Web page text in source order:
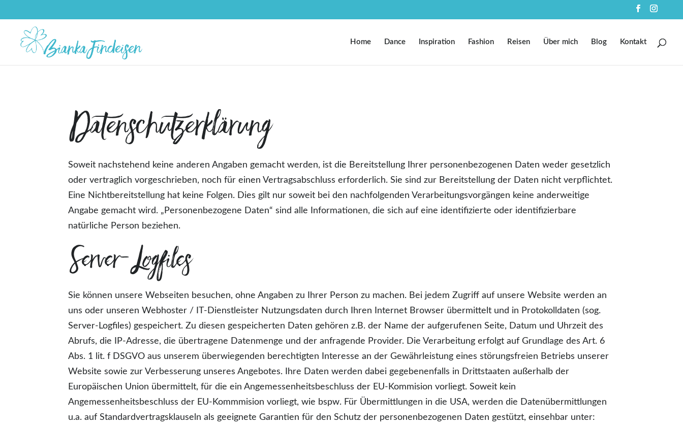
Home Dance Inspiration Fashion Reisen Über mich Blog Kontakt
Datenschutzerklärung
Soweit nachstehend keine anderen Angaben gemacht werden, ist die Bereitstellung Ihrer personenbezogenen Daten weder gesetzlich
oder vertraglich vorgeschrieben, noch für einen Vertragsabschluss erforderlich. Sie sind zur Bereitstellung der Daten nicht verpflichtet.
Eine Nichtbereitstellung hat keine Folgen. Dies gilt nur soweit bei den nachfolgenden Verarbeitungsvorgängen keine anderweitige
Angabe gemacht wird. „Personenbezogene Daten“ sind alle Informationen, die sich auf eine identifizierte oder identifizierbare
natürliche Person beziehen.
Server-Logfiles
Sie können unsere Webseiten besuchen, ohne Angaben zu Ihrer Person zu machen. Bei jedem Zugriff auf unsere Website werden an
uns oder unseren Webhoster / IT-Dienstleister Nutzungsdaten durch Ihren Internet Browser übermittelt und in Protokolldaten (sog.
Server-Logfiles) gespeichert. Zu diesen gespeicherten Daten gehören z.B. der Name der aufgerufenen Seite, Datum und Uhrzeit des
Abrufs, die IP-Adresse, die übertragene Datenmenge und der anfragende Provider. Die Verarbeitung erfolgt auf Grundlage des Art. 6
Abs. 1 lit. f DSGVO aus unserem überwiegenden berechtigten Interesse an der Gewährleistung eines störungsfreien Betriebs unserer
Website sowie zur Verbesserung unseres Angebotes. Ihre Daten werden dabei gegebenenfalls in Drittstaaten außerhalb der
Europäischen Union übermittelt, für die ein Angemessenheitsbeschluss der EU-Kommision vorliegt. Soweit kein
Angemessenheitsbeschluss der EU-Kommmision vorliegt, wie bspw. Für Übermittlungen in die USA, werden die Datenübermittlungen
u.a. auf Standardvertragsklauseln als geeignete Garantien für den Schutz der personenbezogenen Daten gestützt, einsehbar unter: